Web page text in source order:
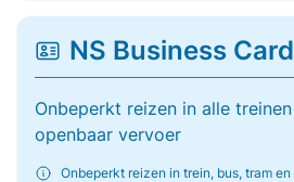
NS Business
Onbeperkt reizen in alle
openbaar vervoer
Onbeperkt reizen in trein, bus, tram en